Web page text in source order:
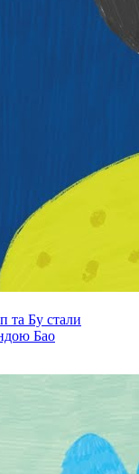
Бу стали
Бао